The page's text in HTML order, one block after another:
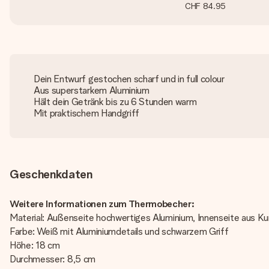
CHF 84.95
Dein Entwurf gestochen scharf und in full colour
Aus superstarkem Aluminium
Hält dein Getränk bis zu 6 Stunden warm
Mit praktischem Handgriff
Geschenkdaten
Weitere Informationen zum Thermobecher:
Material: Außenseite hochwertiges Aluminium, Innenseite aus
Farbe: Weiß mit Aluminiumdetails und schwarzem Griff
Höhe: 18 cm
Durchmesser: 8,5 cm